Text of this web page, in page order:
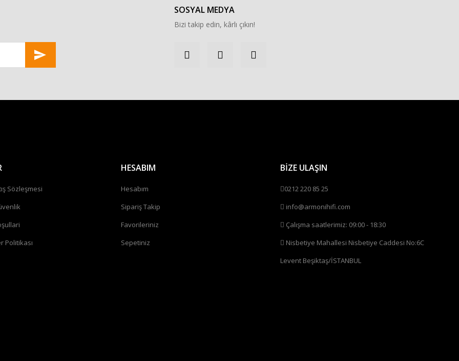
SOSYAL MEDYA
Bizi takip edin, kârlı çıkın!
Sözleşmesi
Politikası
HESABIM
Hesabım
Sipariş Takip
Favorileriniz
Sepetiniz
BİZE ULAŞIN
0212 220 85 25
info@armonihifi.com
Çalışma saatlerimiz: 09:00 - 18:30
Nisbetiye Mahallesi Nisbetiye Caddesi No:6C
Levent Beşiktaş/İSTANBUL